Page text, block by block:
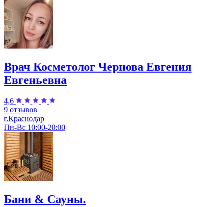
Врач Косметолог Чернова Евгения
Евгеньевна
4,6
9 отзывов
г.Краснодар
Пн-Вс 10:00-20:00
Бани & Сауны.